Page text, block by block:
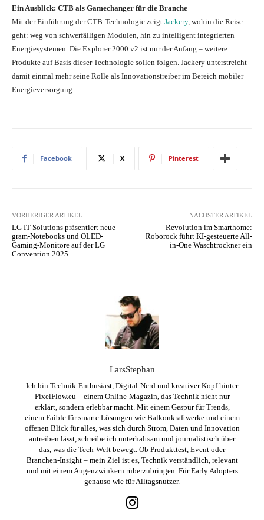
Ein Ausblick: CTB als Gamechanger für die Branche
Mit der Einführung der CTB-Technologie zeigt Jackery, wohin die Reise
geht: weg von schwerfälligen Modulen, hin zu intelligent integrierten
Energiesystemen. Die Explorer 2000 v2 ist nur der Anfang – weitere
Produkte auf Basis dieser Technologie sollen folgen. Jackery unterstreicht
damit einmal mehr seine Rolle als Innovationstreiber im Bereich mobiler
Energieversorgung.
Facebook X Pinterest
VORHERIGER ARTIKEL
LG IT Solutions präsentiert neue
gram-Notebooks und OLED-
Gaming-Monitore auf der LG
Convention 2025
NÄCHSTER ARTIKEL
Revolution im Smarthome:
Roborock führt KI-gesteuerte All-
in-One Waschtrockner ein
LarsStephan
Ich bin Technik-Enthusiast, Digital-Nerd und kreativer Kopf hinter
PixelFlow.eu – einem Online-Magazin, das Technik nicht nur
erklärt, sondern erlebbar macht. Mit einem Gespür für Trends,
einem Faible für smarte Lösungen wie Balkonkraftwerke und einem
offenen Blick für alles, was sich durch Strom, Daten und Innovation
antreiben lässt, schreibe ich unterhaltsam und journalistisch über
das, was die Tech-Welt bewegt. Ob Produkttest, Event oder
Branchen-Insight – mein Ziel ist es, Technik verständlich, relevant
und mit einem Augenzwinkern rüberzubringen. Für Early Adopters
genauso wie für Alltagsnutzer.